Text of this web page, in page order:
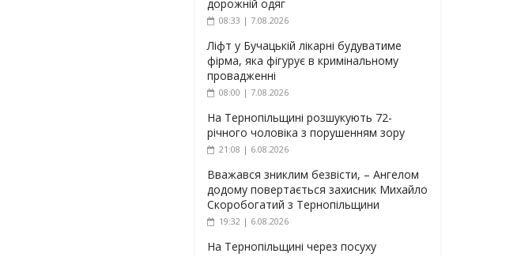
дорожній одяг
08:33 | 7.08.2026
Ліфт у Бучацькій лікарні будуватиме
фірма, яка фігурує в кримінальному
провадженні
08:00 | 7.08.2026
На Тернопільщині розшукують 72-
річного чоловіка з порушенням зору
21:08 | 6.08.2026
Вважався зниклим безвісти, – Ангелом
додому повертається захисник Михайло
Скоробогатий з Тернопільщини
19:32 | 6.08.2026
На Тернопільщині через посуху